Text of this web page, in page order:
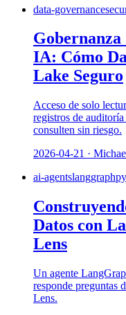
data-governance
Gobernanza
IA: Cómo
Lake Seguro
Acceso de solo
registros de
consulten sin riesgo.
2026-04-21 ·
ai-agentslanggraph
Datos con
Lens
Un agente
responde preguntas
Lens.